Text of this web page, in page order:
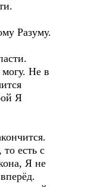
Разуму.
Не в
Я
есть с
Я не